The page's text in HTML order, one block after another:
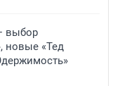
выбор
новые «Тед